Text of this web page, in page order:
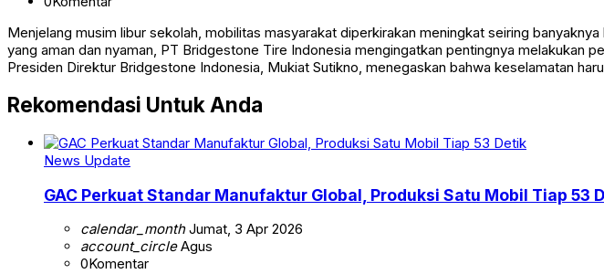
Menjelang musim libur sekolah, mobilitas masyarakat diperkirakan meningkat seiring
yang aman dan nyaman, PT Bridgestone Tire Indonesia mengingatkan pentingnya melakukan
Presiden Direktur Bridgestone Indonesia, Mukiat Sutikno, menegaskan bahwa keselamatan
Rekomendasi Untuk Anda
News Update
GAC Perkuat Standar Manufaktur Global, Produksi Satu Mobil Tiap 53
calendar_monthJumat, 3 Apr 2026
account_circleAgus
0Komentar